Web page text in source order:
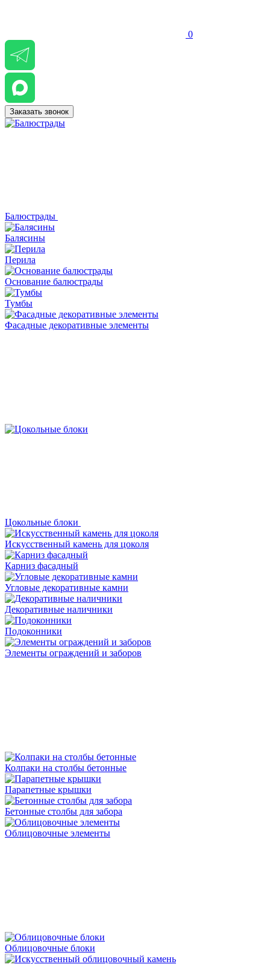
0
Заказать звонок
Балюстрады
Балясины
Перила
Основание балюстрады
Тумбы
Фасадные декоративные элементы
Цокольные блоки
Искусственный камень для цоколя
Карниз фасадный
Угловые декоративные камни
Декоративные наличники
Подоконники
Элементы ограждений и заборов
Колпаки на столбы бетонные
Парапетные крышки
Бетонные столбы для забора
Облицовочные элементы
Облицовочные блоки